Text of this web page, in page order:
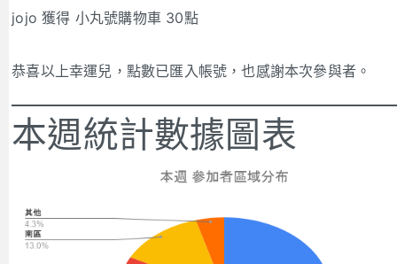
jojo 獲得 小丸號購物車 30點
恭喜以上幸運兒，點數已匯入帳號，也感謝本次參與者。
本週統計數據圖表